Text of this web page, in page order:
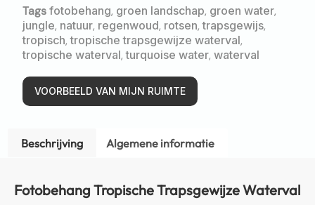
Tags fotobehang, groen landschap, groen water,
jungle, natuur, regenwoud, rotsen,trapsgewijs,
tropisch,tropische trapsgewijze waterval,
tropische waterval,turquoise water, waterval
VOORBEELD VAN MIJN RUIMTE
Beschrijving Algemene informatie
Fotobehang Tropische Trapsgewijze Waterval